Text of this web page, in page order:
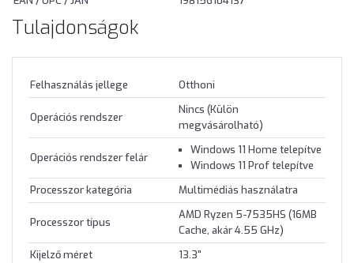
Tulajdonságok
Felhasználás jellege Otthoni
Operációs rendszer
Nincs (Külön
megvásárolható)
Operációs rendszer felár
Windows 11 Home telepítve
Windows 11 Prof telepítve
Processzor kategória
Multimédiás használatra
Processzor típus
AMD Ryzen 5-7535HS (16MB
Cache, akár 4.55 GHz)
Kijelző méret
13.3"